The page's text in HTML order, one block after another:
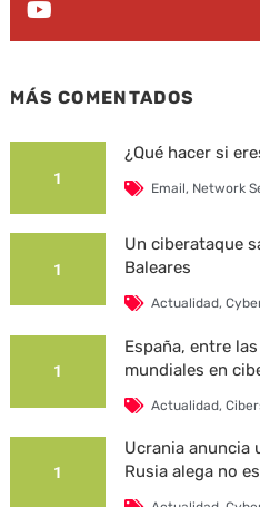
MÁS COMENTADOS
1
¿Qué hacer si
Email, Network
1
Un ciberataque
Baleares
Actualidad,
1
España, entre
mundiales en
Actualidad,
1
Ucrania anuncia
Rusia alega no